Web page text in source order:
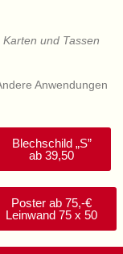
Karten und Tassen
Anwendungen
Blechschild „S”
ab 39,50
Poster ab 75,-€
Leinwand 75 x 50